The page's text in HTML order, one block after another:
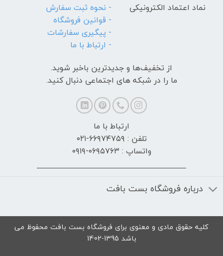
نماد اعتماد الکترونیکی
- نحوه ثبت سفارش
- قوانین فروشگاه
- پیگیری سفارشات
- ارتباط با ما
از تخفیف‌ها و جدیدترین‌ باخبر شوید.
ما را در شبکه های اجتماعی دنبال کنید.
ارتباط با ما
تلفن : ۶۶۹۷۴۷۵۹-۰۲۱
واتساپ : ۰۶۹۵۷۶۳-۰۹۱۹
درباره فروشگاه بست بافت
کلیه حقوق مادی و معنوی برای فروشگاه بست بافت محفوظ می
باشد 1395-1402